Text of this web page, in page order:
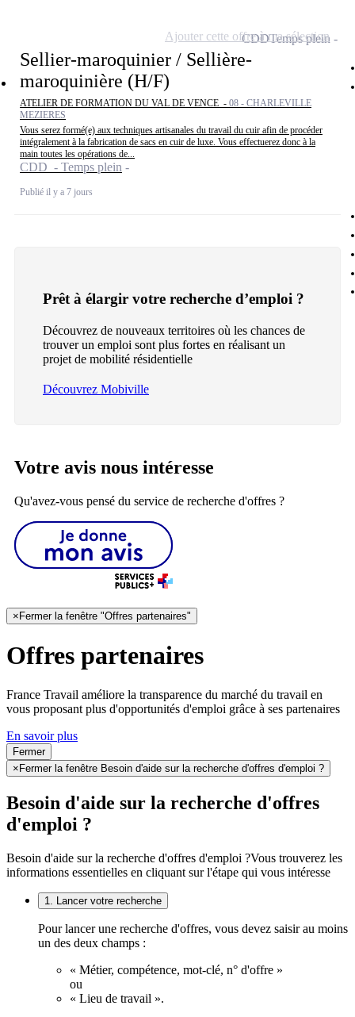
Sellier-maroquinier / Sellière-
maroquinière (H/F)
ATELIER DE FORMATION DU VAL DE VENCE - 08 - CHARLEVILLE
MEZIERES
Vous serez formé(e) aux techniques artisanales du travail du cuir afin de procéder
intégralement à la fabrication de sacs en cuir de luxe. Vous effectuerez donc à la
main toutes les opérations de...
CDD - Temps plein
Publié il y a 7 jours
CDDTemps plein
Ajouter cette offre à ma sélection
Prêt à élargir votre recherche d’emploi ?
Découvrez de nouveaux territoires où les chances de
trouver un emploi sont plus fortes en réalisant un
projet de mobilité résidentielle
Découvrez Mobiville
Votre avis nous intéresse
Qu'avez-vous pensé du service de recherche d'offres ?
× Fermer la fenêtre "Offres partenaires"
Offres partenaires
France Travail améliore la transparence du marché du travail en
vous proposant plus d'opportunités d'emploi grâce à ses partenaires
En savoir plus
Fermer
× Fermer la fenêtre Besoin d'aide sur la recherche d'offres d'emploi ?
Besoin d'aide sur la recherche d'offres
d'emploi ?
Besoin d'aide sur la recherche d'offres d'emploi ?Vous trouverez les
informations essentielles en cliquant sur l'étape qui vous intéresse
1. Lancer votre recherche
Pour lancer une recherche d'offres, vous devez saisir au moins
un des deux champs :
« Métier, compétence, mot-clé, n° d'offre »
ou
« Lieu de travail ».